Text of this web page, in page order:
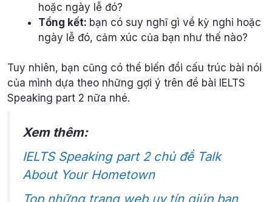
hoặc ngày lễ đó?
Tổng kết: bạn có suy nghĩ gì về kỳ nghỉ hoặc
ngày lễ đó, cảm xúc của bạn như thế nào?
Tuy nhiên, bạn cũng có thể biến đổi cấu trúc bài nói
của mình dựa theo những gợi ý trên đề bài IELTS
Speaking part 2 nữa nhé.
Xem thêm:
IELTS Speaking part 2 chủ đề Talk
About Your Hometown
Top những trang web uy tín giúp bạn